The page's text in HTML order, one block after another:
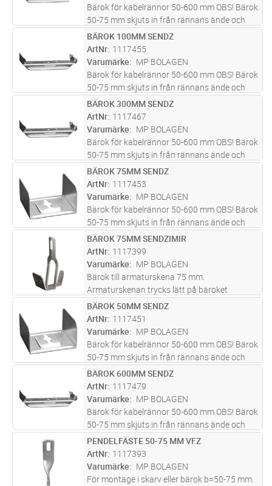
Bärok för kabelrännor 50-600 mm OBS! Bärok
50-75 mm skjuts in från rännans ände och
kan endast användas för mittpendelmontage.
Maxlast bärok = 150 kg vid jämnt fördelad
last. Brottlast: = 1,7 ggr...läs mer
ST Lägg i kundvagn
BÄROK 100MM SENDZ
ArtNr 1117455
Varumärke
MP BOLAGEN
Bärok för kabelrännor 50-600 mm OBS! Bärok
50-75 mm skjuts in från rännans ände och
kan endast användas för mittpendelmontage.
Maxlast bärok = 150 kg vid jämnt fördelad
last. Brottlast: = 1,7 ggr...läs mer
ST Lägg i kundvagn
BÄROK 300MM SENDZ
ArtNr 1117467
Varumärke
MP BOLAGEN
Bärok för kabelrännor 50-600 mm OBS! Bärok
50-75 mm skjuts in från rännans ände och
kan endast användas för mittpendelmontage.
Maxlast bärok = 150 kg vid jämnt fördelad
last. Brottlast: = 1,7 ggr...läs mer
ST Lägg i kundvagn
BÄROK 75MM SENDZ
ArtNr 1117453
Varumärke
MP BOLAGEN
Bärok för kabelrännor 50-600 mm OBS! Bärok
50-75 mm skjuts in från rännans ände och
kan endast användas för mittpendelmontage.
Maxlast bärok = 150 kg vid jämnt fördelad
last. Brottlast: = 1,7 ggr...läs mer
ST Lägg i kundvagn
BÄROK 75MM SENDZIMIR
ArtNr 1117399
Varumärke
MP BOLAGEN
Bärok till armaturskena 75 mm.
Armaturskenan trycks lätt på bäroket
underifrån.
ST Lägg i kundvagn
BÄROK 50MM SENDZ
ArtNr 1117451
Varumärke
MP BOLAGEN
Bärok för kabelrännor 50-600 mm OBS! Bärok
50-75 mm skjuts in från rännans ände och
kan endast användas för mittpendelmontage.
Maxlast bärok = 150 kg vid jämnt fördelad
last. Brottlast: = 1,7 ggr...läs mer
ST Lägg i kundvagn
BÄROK 600MM SENDZ
ArtNr 1117479
Varumärke
MP BOLAGEN
Bärok för kabelrännor 50-600 mm OBS! Bärok
50-75 mm skjuts in från rännans ände och
kan endast användas för mittpendelmontage.
Maxlast bärok = 150 kg vid jämnt fördelad
last. Brottlast: = 1,7 ggr...läs mer
ST Lägg i kundvagn
PENDELFÄSTE 50-75 MM VFZ
ArtNr 1117393
Varumärke
MP BOLAGEN
För montage i skarv eller bärok b=50-75 mm.